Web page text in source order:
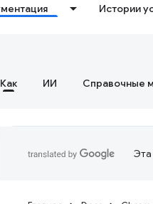
Истории
Как ИИ Справочные